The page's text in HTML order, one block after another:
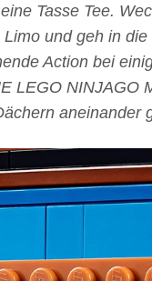
Tasse Tee.
und geh in
Action bei
LEGO NINJAGO
aneinander